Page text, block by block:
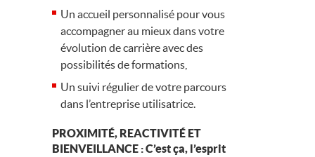
Un accueil personnalisé pour vous
accompagner au mieux dans votre
évolution de carrière avec des
possibilités de formations,
Un suivi régulier de votre parcours
dans l’entreprise utilisatrice.
PROXIMITÉ, REACTIVITÉ ET
BIENVEILLANCE : C’est ça, l’esprit